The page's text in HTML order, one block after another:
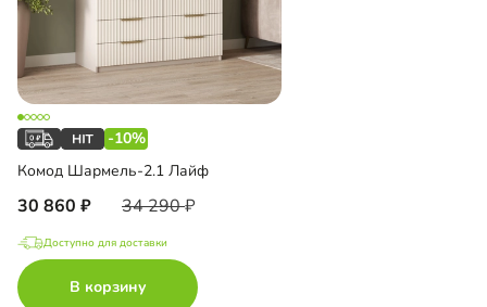
-10%
Комод Шармель-2.1 Лайф
30 860 34 290
Доступно для доставки
В корзину